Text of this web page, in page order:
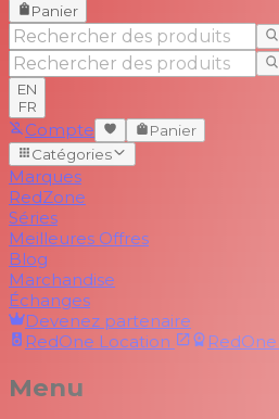
Panier
EN
FR
Compte
Panier
Catégories
Marques
RedZone
Séries
Meilleures Offres
Blog
Marchandise
Échanges
Devenez partenaire
RedOne Location RedOne
Menu